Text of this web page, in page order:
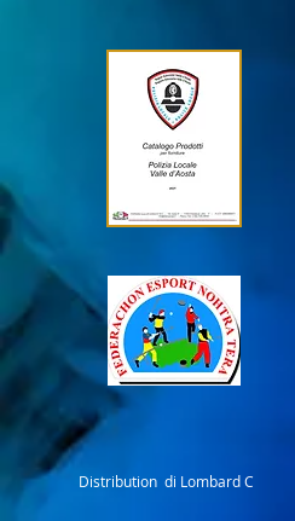
Distribution di Lombard C